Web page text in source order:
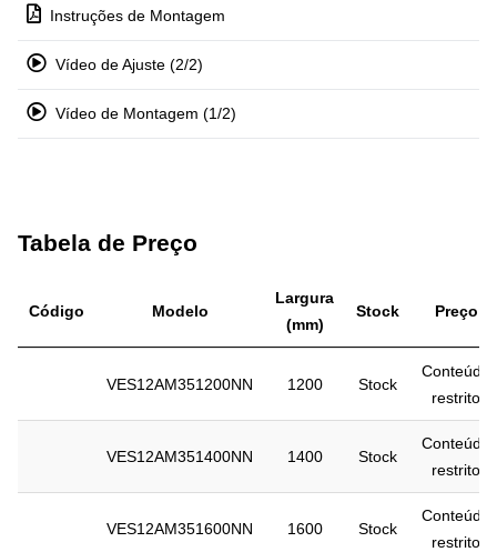
Instruções de Montagem
Vídeo de Ajuste (2/2)
Vídeo de Montagem (1/2)
Tabela de Preço
Código Modelo
Largura
(mm)
Stock Preço
VES12AM351200NN 1200 Stock
Conteúdo
restrito
VES12AM351400NN 1400 Stock
Conteúdo
restrito
VES12AM351600NN 1600 Stock
Conteúdo
restrito